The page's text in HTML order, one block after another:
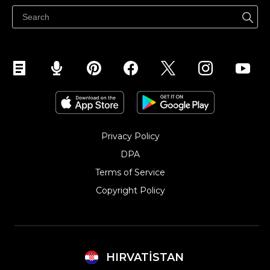
Privacy Policy
DPA
Terms of Service
Copyright Policy‎
HIRVATISTAN